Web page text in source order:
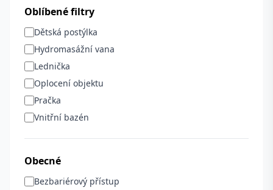
Oblíbené filtry
Dětská postýlka
Hydromasážní vana
Lednička
Oplocení objektu
Pračka
Vnitřní bazén
Obecné
Bezbariérový přístup